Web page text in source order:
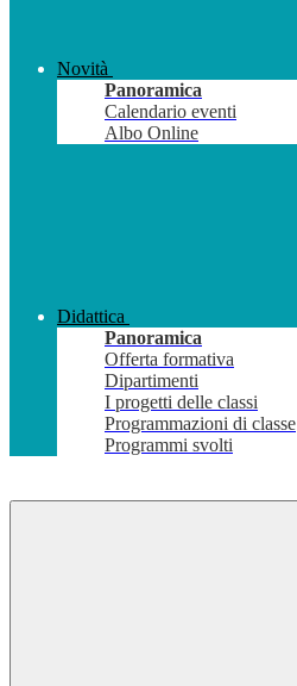
Novità
Panoramica
Calendario eventi
Albo Online
Didattica
Panoramica
Offerta formativa
Dipartimenti
I progetti delle classi
Programmazioni di classe
Programmi svolti